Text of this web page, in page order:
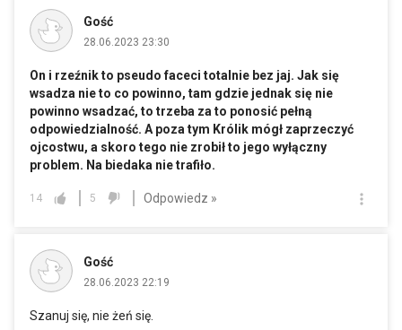
Gość
28.06.2023 23:30
On i rzeźnik to pseudo faceci totalnie bez jaj. Jak się
wsadza nie to co powinno, tam gdzie jednak się nie
powinno wsadzać, to trzeba za to ponosić pełną
odpowiedzialność. A poza tym Królik mógł zaprzeczyć
ojcostwu, a skoro tego nie zrobił to jego wyłączny
problem. Na biedaka nie trafiło.
14 5 Odpowiedz »
Gość
28.06.2023 22:19
Szanuj się, nie żeń się.